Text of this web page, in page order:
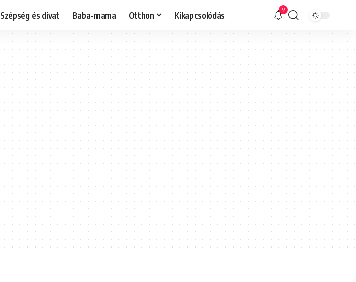
Szépség és divat Baba-mama Otthon Kikapcsolódás 9